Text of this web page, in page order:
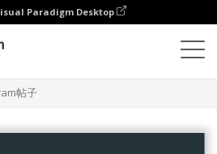
Paradigm Desktop
帖子